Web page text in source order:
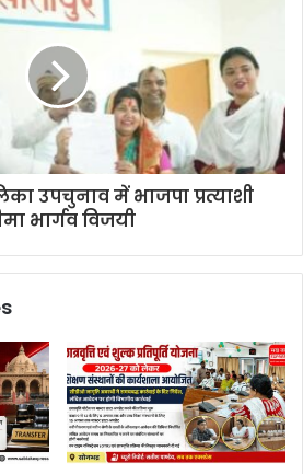
उपचुनाव में भाजपा प्रत्याशी
भार्गव विजयी